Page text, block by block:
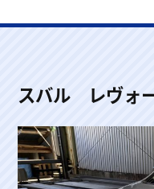
スバル レヴォ